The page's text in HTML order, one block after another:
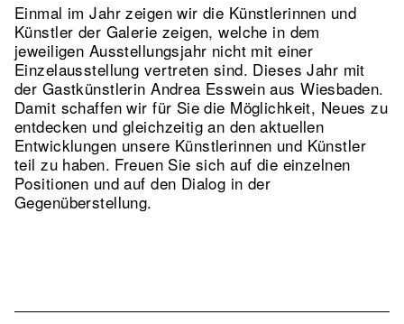
Einmal im Jahr zeigen wir die Künstlerinnen und
Künstler der Galerie zeigen, welche in dem
jeweiligen Ausstellungsjahr nicht mit einer
Einzelausstellung vertreten sind. Dieses Jahr mit
der Gastkünstlerin Andrea Esswein aus Wiesbaden.
Damit schaffen wir für Sie die Möglichkeit, Neues zu
entdecken und gleichzeitig an den aktuellen
Entwicklungen unsere Künstlerinnen und Künstler
teil zu haben. Freuen Sie sich auf die einzelnen
Positionen und auf den Dialog in der
Gegenüberstellung.